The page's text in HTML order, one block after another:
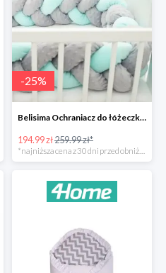
-25%
Belisima Ochraniacz do łóżeczka Warkocz -25%
194.99 zł259.99 zł*
*najniższa cena z 30 dni przed obniżką